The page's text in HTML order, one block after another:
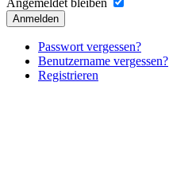
Angemeldet bleiben
Anmelden
Passwort vergessen?
Benutzername vergessen?
Registrieren